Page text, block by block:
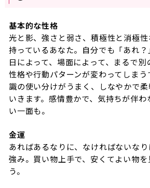
基本的な性格
光と影、強さと弱さ、積極性と消極
持っているあなた。自分でも「あれ？
日によって、場面によって、まるで別
性格や行動パターンが変わってしまう
識の使い分けがうまく、しなやかで
いきます。感情豊かで、気持ちが伴
い一面も。
金運
あればあるなりに、なければないな
強み。買い物上手で、安くてよい物を
う。